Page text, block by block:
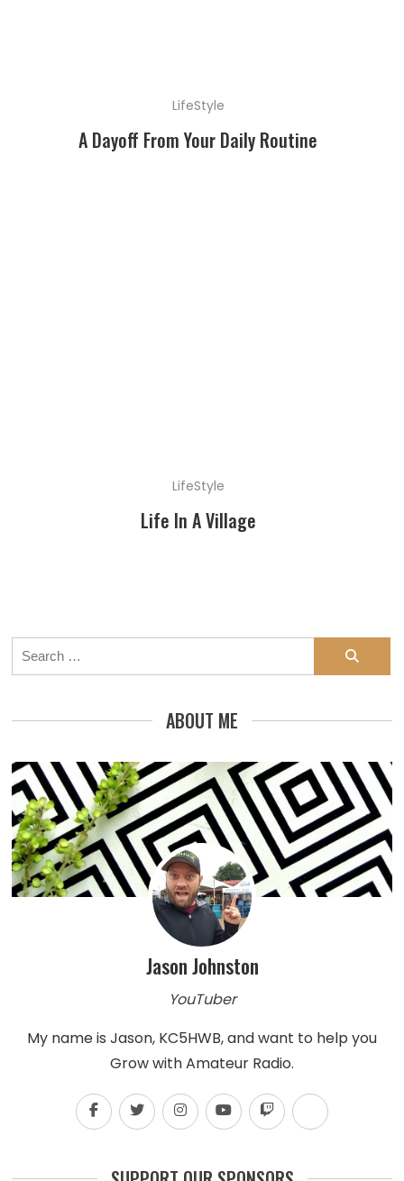
LifeStyle
A Dayoff From Your Daily Routine
LifeStyle
Life In A Village
Search
for:
ABOUT ME
Jason Johnston
YouTuber
My name is Jason, KC5HWB, and want to help you
Grow with Amateur Radio.